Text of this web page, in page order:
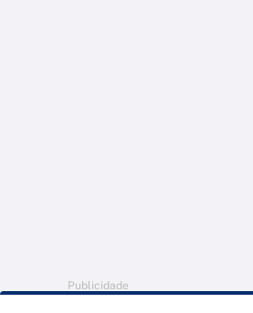
Publicidade